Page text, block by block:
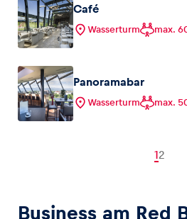
Café
Wasserturm max.
Panoramabar
Wasserturm max.
12
Business am Red